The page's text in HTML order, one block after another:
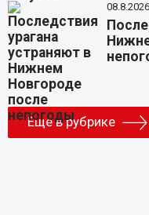
Еще в рубрике